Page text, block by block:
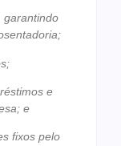
garantindo
e
e
fixos pelo